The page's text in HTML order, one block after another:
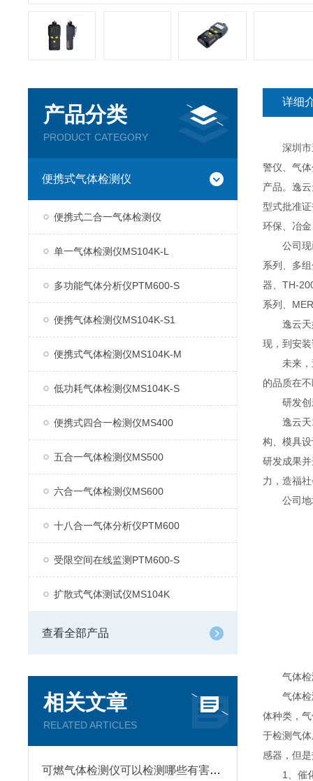
产品分类
PRODUCT CATEGORY
便携式气体检测仪
便携式二合一气体检测仪
单一气体检测仪MS104K-L
多功能气体分析仪PTM600-S
便携气体检测仪MS104K-S1
便携式气体检测仪MS104K-M
低功耗气体检测仪MS104K-S
便携式四合一检测仪MS400
五合一气体检测仪MS500
六合一气体检测仪MS600
十八合一气体分析仪PTM600
受限空间在线监测PTM600-S
扩散式气体测试仪MS104K
查看全部产品
相关文章
RELATED ARTICLES
可燃气体检测仪可以检测哪些有害气体呢
详细
深圳市逸
警仪、气
产品。逸
型式批准
环保、冶
公司现已
系列、多
器、TH-
系列、
逸云天始
现，到安
未来，逸
的品质在
研发创
逸云天13
构、模具
研发成果
力，造福
公司地址
气体检
气体检测
体种类，
于检测气
感器，但
1、催化